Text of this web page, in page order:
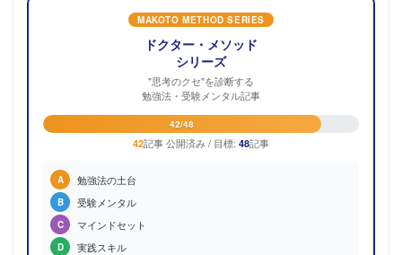
MAKOTO METHOD SERIES
ドクター・メソッド
シリーズ
"思考のクセ"を診断する
勉強法・受験メンタル記事
42/48
42記事 公開済み / 目標: 48記事
A 勉強法の土台
B 受験メンタル
C マインドセット
D 実践スキル